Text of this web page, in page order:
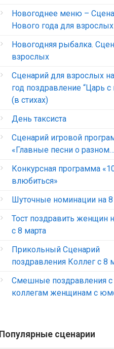
Новогоднее меню –
Нового года для взрослых
Новогодняя рыбалка.
взрослых
Сценарий для взрослых
год поздравление “Царь с
(в стихах)
День таксиста
Сценарий игровой
«Главные песни о
Конкурсная программа
влюбиться»
Шуточные номинации на 8
Тост поздравить женщин
с 8 марта
Прикольный Сценарий
поздравления Коллег с 8
Смешные поздравления с
коллегам женщинам с
Популярные сценарии